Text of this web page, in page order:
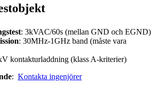
: 3kVAC/60s (mellan GND och EGND)
: 30MHz-1GHz band (måste vara
kontakturladdning (klass A-kriterier)
: Kontakta ingenjörer